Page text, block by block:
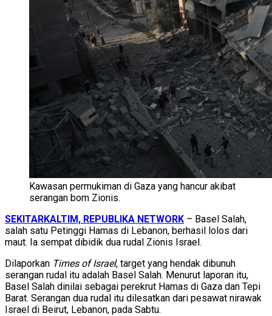
Kawasan permukiman di Gaza yang hancur akibat
serangan bom Zionis.
SEKITARKALTIM, REPUBLIKA NETWORK – Basel Salah,
salah satu Petinggi Hamas di Lebanon, berhasil lolos dari
maut. Ia sempat dibidik dua rudal Zionis Israel.
Dilaporkan Times of Israel, target yang hendak dibunuh
serangan rudal itu adalah Basel Salah. Menurut laporan itu,
Basel Salah dinilai sebagai perekrut Hamas di Gaza dan Tepi
Barat. Serangan dua rudal itu dilesatkan dari pesawat nirawak
Israel di Beirut, Lebanon, pada Sabtu.